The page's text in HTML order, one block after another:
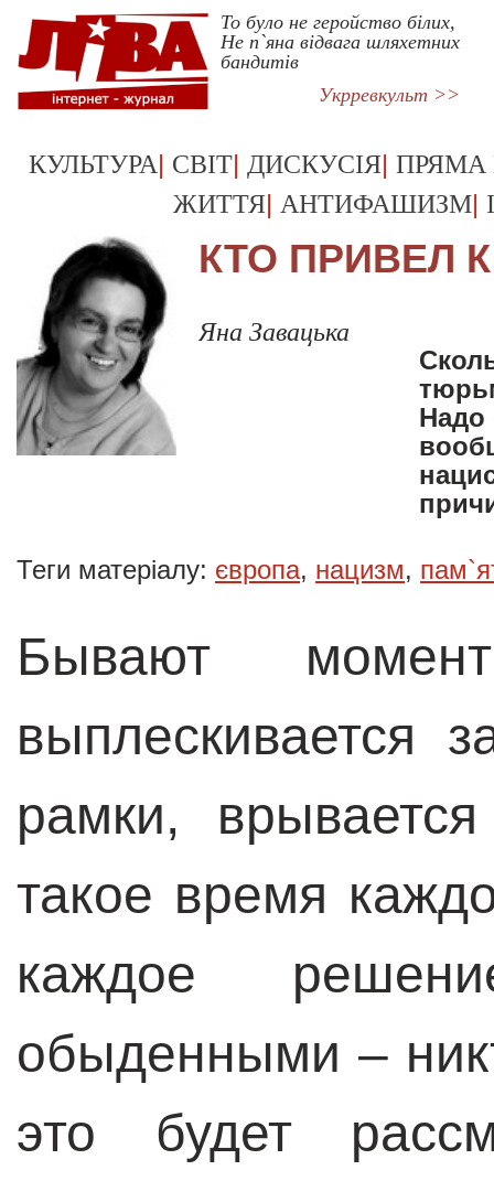
То було не геройство білих,
Не п`яна відвага шляхетних
бандитів
Укрревкульт >>
КУЛЬТУРА| СВІТ| ДИСКУСІЯ| ПРЯМА
ЖИТТЯ| АНТИФАШИЗМ|
КТО ПРИВЕЛ
Яна Завацька
Надо
Теги матеріалу: європа, нацизм,
Бывают
выплескивается
рамки,
такое время
каждое
обыденными –
это будет